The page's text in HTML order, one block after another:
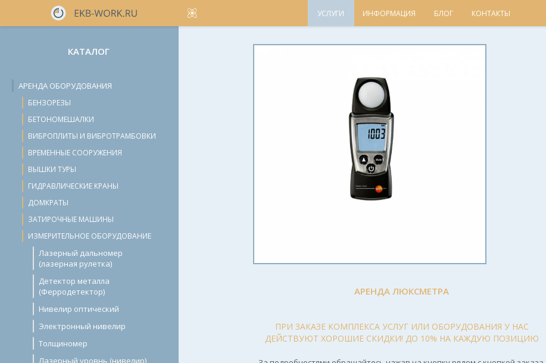
УСЛУГИ ИНФОРМАЦИЯ БЛОГ КОНТАКТЫ
КАТАЛОГ
АРЕНДА ОБОРУДОВАНИЯ
БЕНЗОРЕЗЫ
БЕТОНОМЕШАЛКИ
ВИБРОПЛИТЫ И ВИБРОТРАМБОВКИ
ВРЕМЕННЫЕ СООРУЖЕНИЯ
ВЫШКИ ТУРЫ
ГИДРАВЛИЧЕСКИЕ КРАНЫ
ДОМКРАТЫ
ЗАТИРОЧНЫЕ МАШИНЫ
ИЗМЕРИТЕЛЬНОЕ ОБОРУДОВАНИЕ
Лазерный дальномер
(лазерная рулетка)
Детектор металла
(Ферродетектор)
Нивелир оптический
Электронный нивелир
Толщиномер
Лазерный уровнь (нивелир)
АРЕНДА ЛЮКСМЕТРА
ПРИ ЗАКАЗЕ КОМПЛЕКСА УСЛУГ ИЛИ ОБОРУДОВАНИЯ У НАС
ДЕЙСТВУЮТ ХОРОШИЕ СКИДКИ! ДО 10% НА КАЖДУЮ ПОЗИЦИЮ